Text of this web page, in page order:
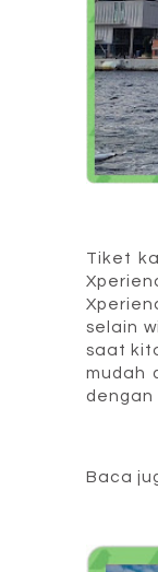
Tiket
selain
saat
mudah
dengan
Baca